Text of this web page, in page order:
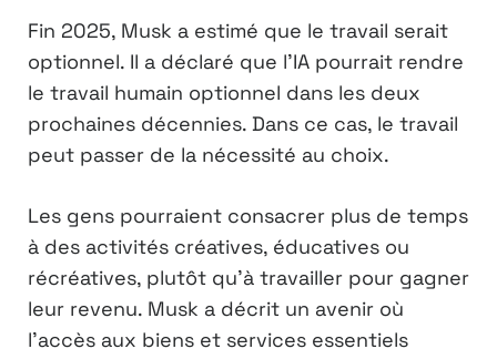
Fin 2025, Musk a estimé que le travail serait
optionnel. Il a déclaré que l’IA pourrait rendre
le travail humain optionnel dans les deux
prochaines décennies. Dans ce cas, le travail
peut passer de la nécessité au choix.
Les gens pourraient consacrer plus de temps
à des activités créatives, éducatives ou
récréatives, plutôt qu’à travailler pour gagner
leur revenu. Musk a décrit un avenir où
l’accès aux biens et services essentiels